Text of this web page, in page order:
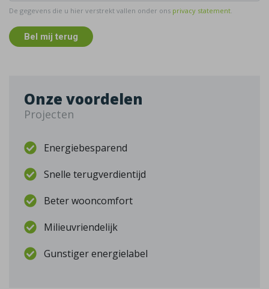
De gegevens die u hier verstrekt vallen onder ons privacy statement.
Bel mij terug
Onze voordelen
Projecten
Energiebesparend
Snelle terugverdientijd
Beter wooncomfort
Milieuvriendelijk
Gunstiger energielabel